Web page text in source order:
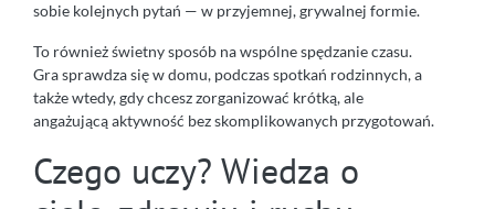
sobie kolejnych pytań — w przyjemnej, grywalnej formie.
To również świetny sposób na wspólne spędzanie czasu.
Gra sprawdza się w domu, podczas spotkań rodzinnych, a
także wtedy, gdy chcesz zorganizować krótką, ale
angażującą aktywność bez skomplikowanych przygotowań.
Czego uczy? Wiedza o